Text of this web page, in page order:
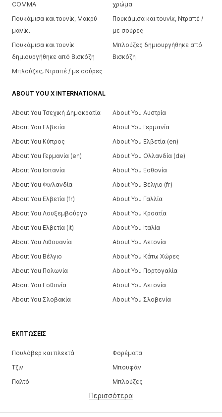
ΕΚΠΤΏΣΕΙΣ
Πουλόβερ και πλεκτά
Φορέματα
Τζιν
Μπουφάν
Παλτό
Μπλούζες
Εσώρουχα
Φούστες
Πουκάμισα και τουνίκ
Περισσότερα
COMMA
χρώμα
Πουκάμισα και τουνίκ, Μακρύ
μανίκι
Πουκάμισα και τουνίκ, Ντραπέ /
με σούρες
Πουκάμισα και τουνίκ
δημιουργήθηκε από Βισκόζη
Μπλούζες δημιουργήθηκε από
Βισκόζη
Μπλούζες, Ντραπέ / με σούρες
ABOUT YOU X INTERNATIONAL
About You Τσεχική Δημοκρατία
About You Αυστρία
About You Ελβετία
About You Γερμανία
About You Κύπρος
About You Ελβετία (en)
About You Γερμανία (en)
About You Ολλανδία (de)
About You Ισπανία
About You Εσθονία
About You Φινλανδία
About You Βέλγιο (fr)
About You Ελβετία (fr)
About You Γαλλία
About You Λουξεμβούργο
About You Κροατία
About You Ελβετία (it)
About You Ιταλία
About You Λιθουανία
About You Λετονία
About You Βέλγιο
About You Κάτω Χώρες
About You Πολωνία
About You Πορτογαλία
About You Εσθονία
About You Λετονία
About You Σλοβακία
About You Σλοβενία